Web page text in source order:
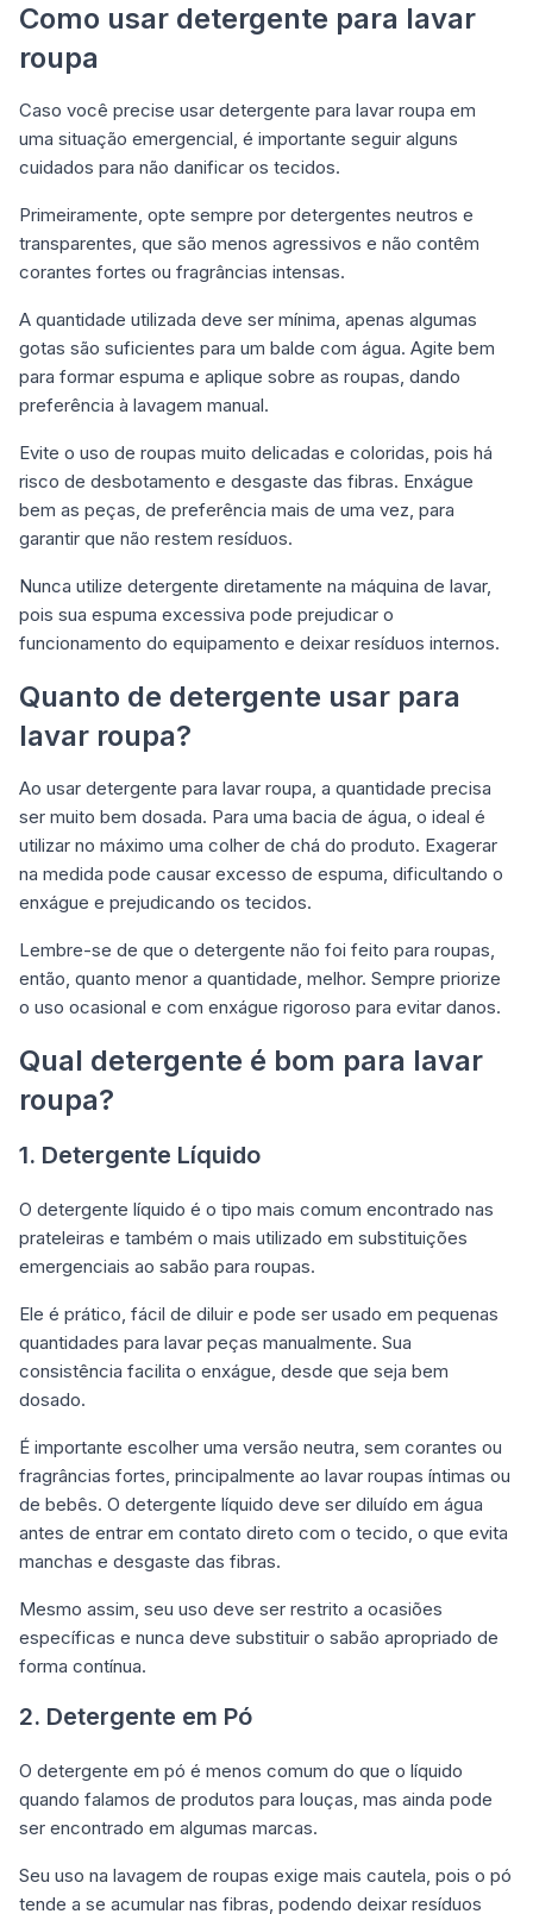
Como usar detergente para lavar
roupa
Caso você precise usar detergente para lavar roupa em
uma situação emergencial, é importante seguir alguns
cuidados para não danificar os tecidos.
Primeiramente, opte sempre por detergentes neutros e
transparentes, que são menos agressivos e não contêm
corantes fortes ou fragrâncias intensas.
A quantidade utilizada deve ser mínima, apenas algumas
gotas são suficientes para um balde com água. Agite bem
para formar espuma e aplique sobre as roupas, dando
preferência à lavagem manual.
Evite o uso de roupas muito delicadas e coloridas, pois há
risco de desbotamento e desgaste das fibras. Enxágue
bem as peças, de preferência mais de uma vez, para
garantir que não restem resíduos.
Nunca utilize detergente diretamente na máquina de lavar,
pois sua espuma excessiva pode prejudicar o
funcionamento do equipamento e deixar resíduos internos.
Quanto de detergente usar para
lavar roupa?
Ao usar detergente para lavar roupa, a quantidade precisa
ser muito bem dosada. Para uma bacia de água, o ideal é
utilizar no máximo uma colher de chá do produto. Exagerar
na medida pode causar excesso de espuma, dificultando o
enxágue e prejudicando os tecidos.
Lembre-se de que o detergente não foi feito para roupas,
então, quanto menor a quantidade, melhor. Sempre priorize
o uso ocasional e com enxágue rigoroso para evitar danos.
Qual detergente é bom para lavar
roupa?
1. Detergente Líquido
O detergente líquido é o tipo mais comum encontrado nas
prateleiras e também o mais utilizado em substituições
emergenciais ao sabão para roupas.
Ele é prático, fácil de diluir e pode ser usado em pequenas
quantidades para lavar peças manualmente. Sua
consistência facilita o enxágue, desde que seja bem
dosado.
É importante escolher uma versão neutra, sem corantes ou
fragrâncias fortes, principalmente ao lavar roupas íntimas ou
de bebês. O detergente líquido deve ser diluído em água
antes de entrar em contato direto com o tecido, o que evita
manchas e desgaste das fibras.
Mesmo assim, seu uso deve ser restrito a ocasiões
específicas e nunca deve substituir o sabão apropriado de
forma contínua.
2. Detergente em Pó
O detergente em pó é menos comum do que o líquido
quando falamos de produtos para louças, mas ainda pode
ser encontrado em algumas marcas.
Seu uso na lavagem de roupas exige mais cautela, pois o pó
tende a se acumular nas fibras, podendo deixar resíduos